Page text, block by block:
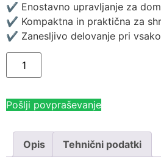
✔ Enostavno upravljanje za
✔ Kompaktna in praktična za
✔ Zanesljivo delovanje pri
Pošlji povpraševanje
Opis Tehnični podatki